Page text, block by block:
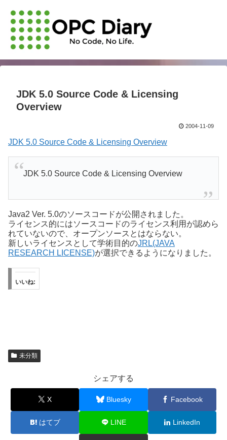
JDK 5.0 Source Code & Licensing
Overview
2004-11-09
JDK 5.0 Source Code & Licensing Overview
JDK 5.0 Source Code & Licensing Overview
Java2 Ver. 5.0のソースコードが公開されました。
ライセンス的にはソースコードのライセンス利用が認めら
れていないので、オープンソースとはならない。
新しいライセンスとして学術目的のJRL(JAVA
RESEARCH LICENSE)が選択できるようになりました。
いいね:
未分類
シェアする
X Bluesky Facebook
はてブ LINE LinkedIn